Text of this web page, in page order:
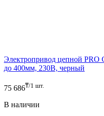
Электропривод цепной PRO
до 400мм, 230В, черный
75 686₸/1 шт.
В наличии